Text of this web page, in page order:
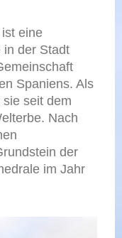
eine
in der Stadt
Spaniens. Als
seit dem
Nach
der
im Jahr